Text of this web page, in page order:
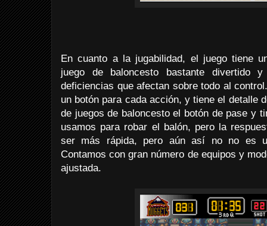
En cuanto a la jugabilidad, el juego tiene
juego de baloncesto bastante divertido
deficiencias que afectan sobre todo al
un botón para cada acción, y tiene el detalle
de juegos de baloncesto el botón de pase y
usamos para robar el balón, pero la
ser más rápida, pero aún así no no es
Contamos con gran número de equipos y
ajustada.